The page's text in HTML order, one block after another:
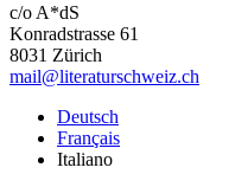
c/o A*dS
Konradstrasse 61
8031 Zürich
mail@literaturschweiz.ch
Deutsch
Français
Italiano